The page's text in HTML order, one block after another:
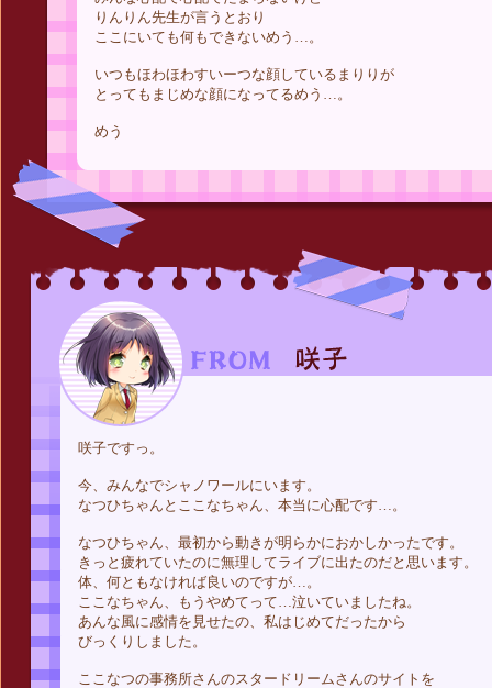
りんりん先生が言うとおり
ここにいても何もできないめう…。
いつもほわほわすいーつな顔しているまりりが
とってもまじめな顔になってるめう…。
めう
咲子ですっ。
今、みんなでシャノワールにいます。
なつひちゃんとここなちゃん、本当に心配です…。
なつひちゃん、最初から動きが明らかにおかしかったです。
きっと疲れていたのに無理してライブに出たのだと思います。
体、何ともなければ良いのですが…。
ここなちゃん、もうやめてって…泣いていましたね。
あんな風に感情を見せたの、私はじめてだったから
びっくりしました。
ここなつの事務所さんのスタードリームさんのサイトを